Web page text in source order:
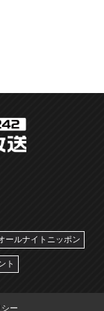
ールナイトニッポン
ト
ー